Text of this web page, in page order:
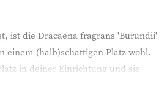
ist die Dracaena fragrans 'Burundii'
einem (halb)schattigen Platz wohl.
in deiner Einrichtung und sie